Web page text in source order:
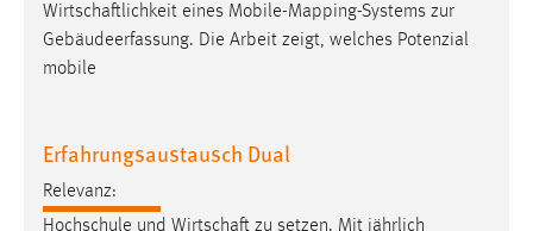
Wirtschaftlichkeit eines Mobile-Mapping-Systems zur
Gebäudeerfassung. Die Arbeit zeigt, welches Potenzial
mobile
Erfahrungsaustausch Dual
Relevanz:
Hochschule und Wirtschaft zu setzen. Mit jährlich
Cookie Laufzeit:
STATISTIK
Statistik Cookies erfassen Informationen anonym.
Diese Informationen helfen uns zu verstehen, wie